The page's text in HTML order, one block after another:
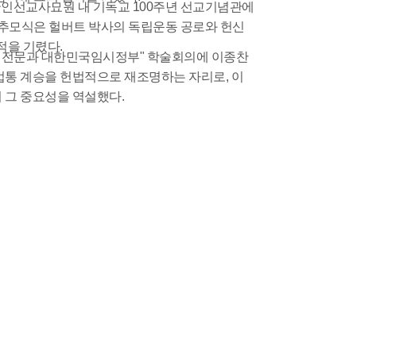
선교사묘원 내 기독교 100주년 선교기념관에
식은 헐버트 박사의 독립운동 공로와 헌신
을 기렸다.
문과 대한민국임시정부" 학술회의에 이종찬
계승을 헌법적으로 재조명하는 자리로, 이
그 중요성을 역설했다.